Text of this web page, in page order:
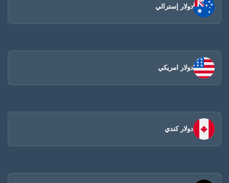
دولار إسترالي
دولار امريكي
دولار كندي